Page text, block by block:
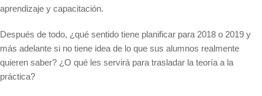
aprendizaje y capacitación.
Después de todo, ¿qué sentido tiene planificar para 2018 o 2019 y
más adelante si no tiene idea de lo que sus alumnos realmente
quieren saber? ¿O qué les servirá para trasladar la teoría a la
práctica?